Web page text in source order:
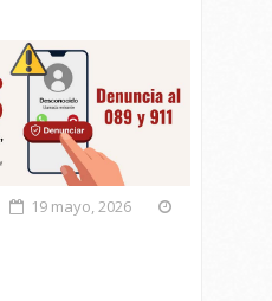
19 mayo, 2026